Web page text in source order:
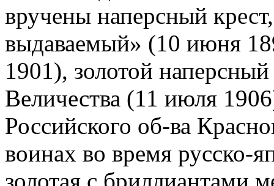
вручены наперсный
выдаваемый» (10 июня
1901), золотой
Величества (11 июля
Российского об-ва
воинах во время русско-
золотая с бриллиантами